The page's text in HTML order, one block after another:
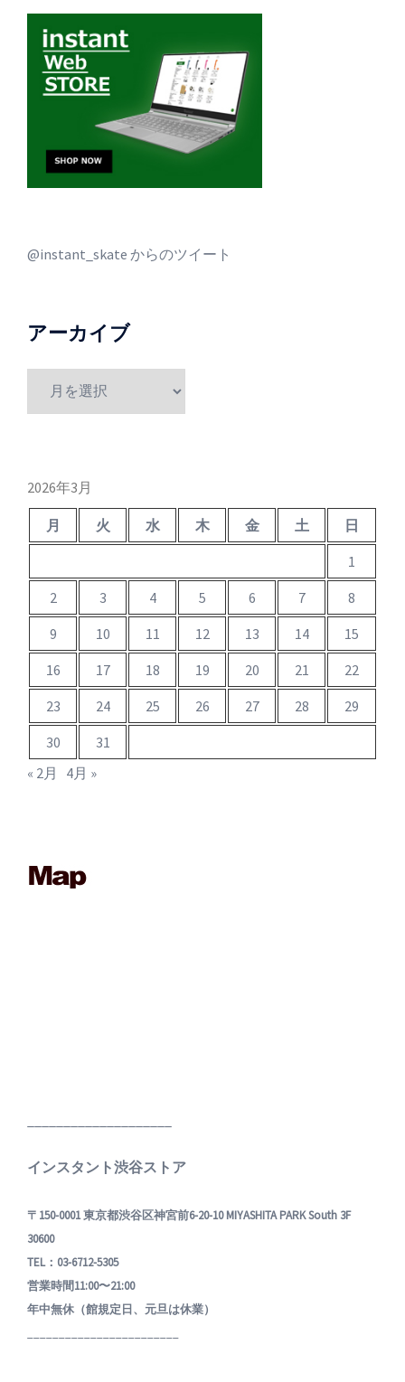
@instant_skate からのツイート
アーカイブ
2026年3月
月 火 水 木 金 土
日
1
2
3 4 5 6 7
8
9
10 11 12 13 14
15
16
17 18 19 20 21
22
23
24 25 26 27 28
29
30
31
« 2月
4月 »
インスタント渋谷ストア
〒150-0001 東京都渋谷区神宮前6-20-10 MIYASHITA PARK South 3F
30600
TEL：03-6712-5305
営業時間11:00〜21:00
年中無休（館規定日、元旦は休業）